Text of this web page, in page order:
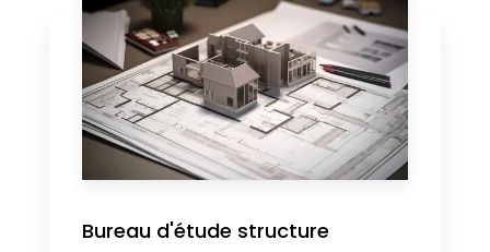
Bureau d'étude structure